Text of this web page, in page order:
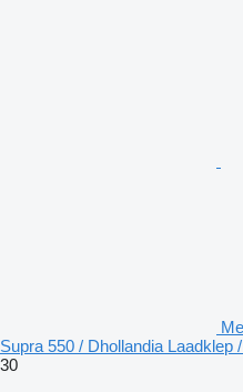
Supra 550 / Dhollandia Laadklep
30